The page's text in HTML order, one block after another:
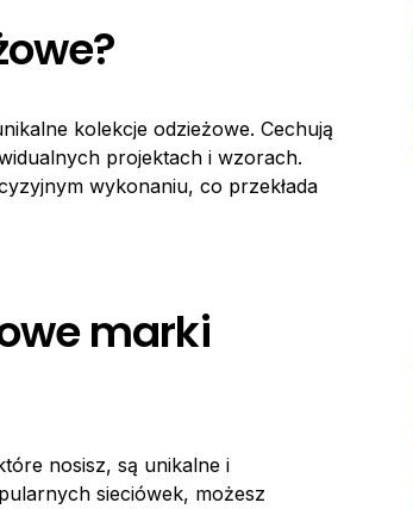
kolekcje odzieżowe. Cechują
projektach i wzorach.
wykonaniu, co przekłada
marki
nosisz, są unikalne i
sieciówek, możesz